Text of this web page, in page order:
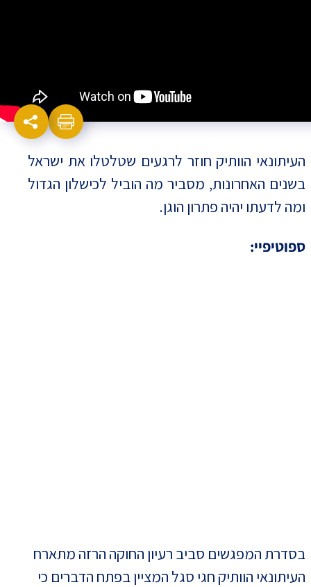
העיתונאי הוותיק חוזר לרגעים שטלטלו את ישראל
בשנים האחרונות, מסביר מה הוביל לכישלון הגדול
ומה לדעתו יהיה פתרון הוגן.
ספוטיפיי:
בסדרת המפגשים סביב רעיון החוקה הרזה מתארח
העיתונאי הוותיק חגי סגל המציין בפתח הדברים כי